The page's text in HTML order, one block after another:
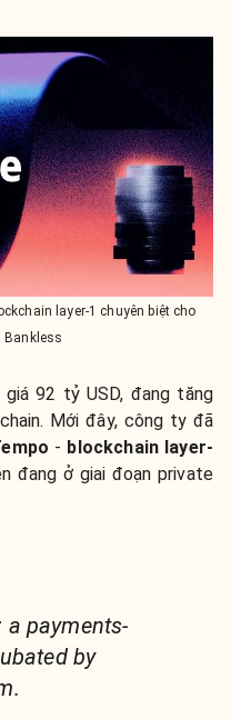
layer-1 chuyên biệt cho
Bankless
92 tỷ USD, đang tăng
Mới đây, công ty đã
- blockchain layer-
đang ở giai đoạn private
a payments-
by